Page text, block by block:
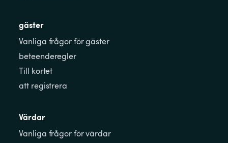
gäster
Vanliga frågor för gäster
beteenderegler
Till kortet
att registrera
Värdar
Vanliga frågor för värdar